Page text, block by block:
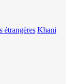
étrangères Khani